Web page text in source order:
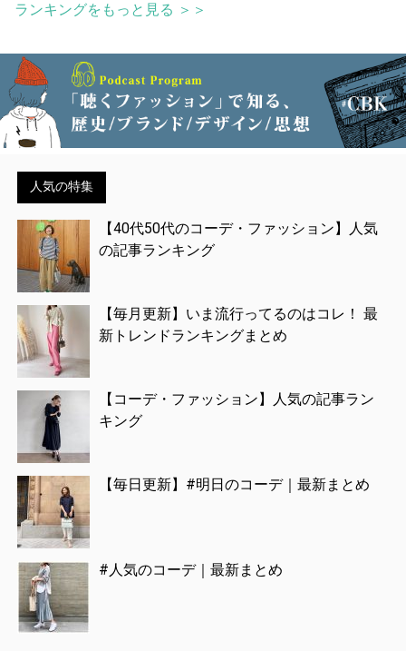
ランキングをもっと見る ＞＞
人気の特集
【40代50代のコーデ・ファッション】人気
の記事ランキング
【毎月更新】いま流行ってるのはコレ！ 最
新トレンドランキングまとめ
【コーデ・ファッション】人気の記事ラン
キング
【毎日更新】#明日のコーデ｜最新まとめ
#人気のコーデ｜最新まとめ